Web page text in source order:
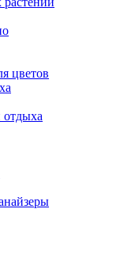
цветов
отдыха